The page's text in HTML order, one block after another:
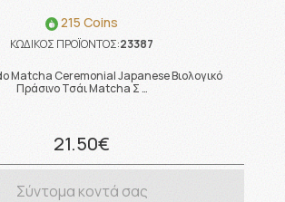
215 Coins
ΚΩΔΙΚΟΣ ΠΡΟΪΟΝΤΟΣ:23387
Matcha Ceremonial Japanese Βιολογικό
Πράσινο Τσάι Matcha Σ …
21.50€
Σύντομα κοντά σας